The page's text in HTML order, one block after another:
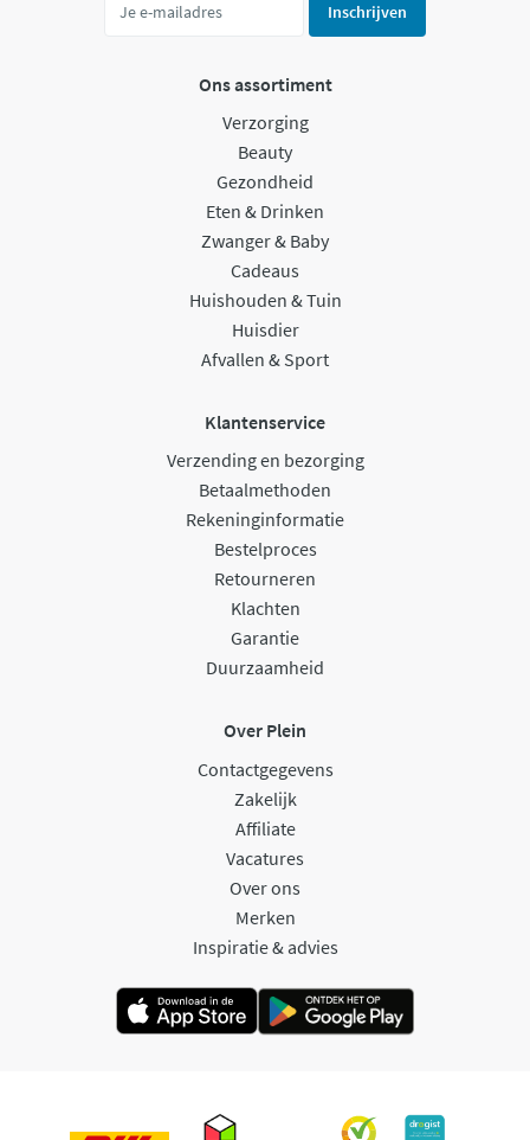
Inschrijven
Ons assortiment
Verzorging
Beauty
Gezondheid
Eten & Drinken
Zwanger & Baby
Cadeaus
Huishouden & Tuin
Huisdier
Afvallen & Sport
Klantenservice
Verzending en bezorging
Betaalmethoden
Rekeninginformatie
Bestelproces
Retourneren
Klachten
Garantie
Duurzaamheid
Over Plein
Contactgegevens
Zakelijk
Affiliate
Vacatures
Over ons
Merken
Inspiratie & advies